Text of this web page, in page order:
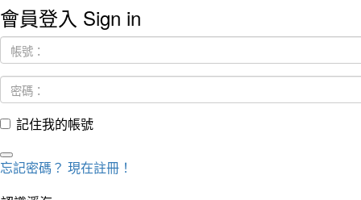
會員登入 Sign in
記住我的帳號
忘記密碼？ 現在註冊！